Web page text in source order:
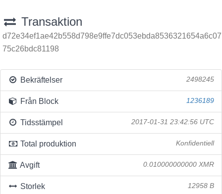
Transaktion
d72e34ef1ae42b558d798e9ffe7dc053ebda8536321654a6c07
75c26bdc81198
Bekräftelser 2498245
Från Block 1236189
Tidsstämpel 2017-01-31 23:42:56 UTC
Total produktion Konfidentiell
Avgift 0.010000000000 XMR
Storlek 12958 B